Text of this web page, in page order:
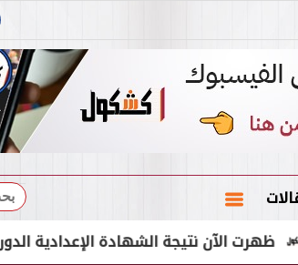
بحث
نتيجة الشهادة الإعدادية الدور الثاني 2026 برقم الجلوس